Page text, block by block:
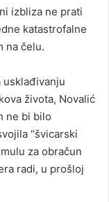
izbliza ne prati
katastrofalne
na čelu.
usklađivanju
života, Novalić
ne bi bilo
“švicarski
za obračun
radi, u prošloj